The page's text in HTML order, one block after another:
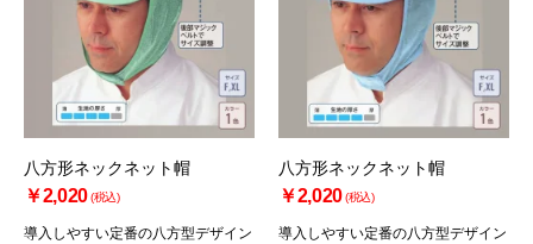
八方形ネックネット帽
￥2,020(税込)
導入しやすい定番の八方型デザイン
八方形ネックネット帽
￥2,020(税込)
導入しやすい定番の八方型デザイン